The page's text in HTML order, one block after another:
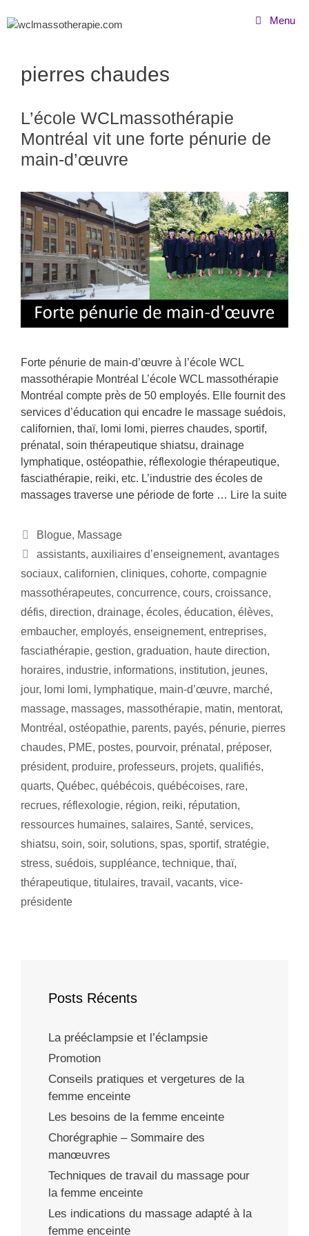
Menu
pierres chaudes
L’école WCLmassothérapie
Montréal vit une forte pénurie de
main-d’œuvre
Forte pénurie de main-d’œuvre à l’école WCL
massothérapie Montréal L’école WCL massothérapie
Montréal compte près de 50 employés. Elle fournit des
services d’éducation qui encadre le massage suédois,
californien, thaï, lomi lomi, pierres chaudes, sportif,
prénatal, soin thérapeutique shiatsu, drainage
lymphatique, ostéopathie, réflexologie thérapeutique,
fasciathérapie, reiki, etc. L’industrie des écoles de
massages traverse une période de forte … Lire la suite
Blogue, Massage
assistants, auxiliaires d’enseignement, avantages
sociaux, californien, cliniques, cohorte, compagnie
massothérapeutes, concurrence, cours, croissance,
défis, direction, drainage, écoles, éducation, élèves,
embaucher, employés, enseignement, entreprises,
fasciathérapie, gestion, graduation, haute direction,
horaires, industrie, informations, institution, jeunes,
jour, lomi lomi, lymphatique, main-d’œuvre, marché,
massage, massages, massothérapie, matin, mentorat,
Montréal , ostéopathie, parents, payés, pénurie, pierres
chaudes, PME, postes, pourvoir, prénatal , préposer,
président, produire, professeurs, projets, qualifiés,
quarts, Québec, québécois, québécoises, rare,
recrues, réflexologie, région, reiki, réputation,
ressources humaines, salaires, Santé, services,
shiatsu, soin, soir, solutions, spas, sportif, stratégie,
stress, suédois, suppléance, technique, thaï,
thérapeutique, titulaires, travail , vacants, vice-
présidente
Posts Récents
La prééclampsie et l’éclampsie
Promotion
Conseils pratiques et vergetures de la
femme enceinte
Les besoins de la femme enceinte
Chorégraphie – Sommaire des
manœuvres
Techniques de travail du massage pour
la femme enceinte
Les indications du massage adapté à la
femme enceinte